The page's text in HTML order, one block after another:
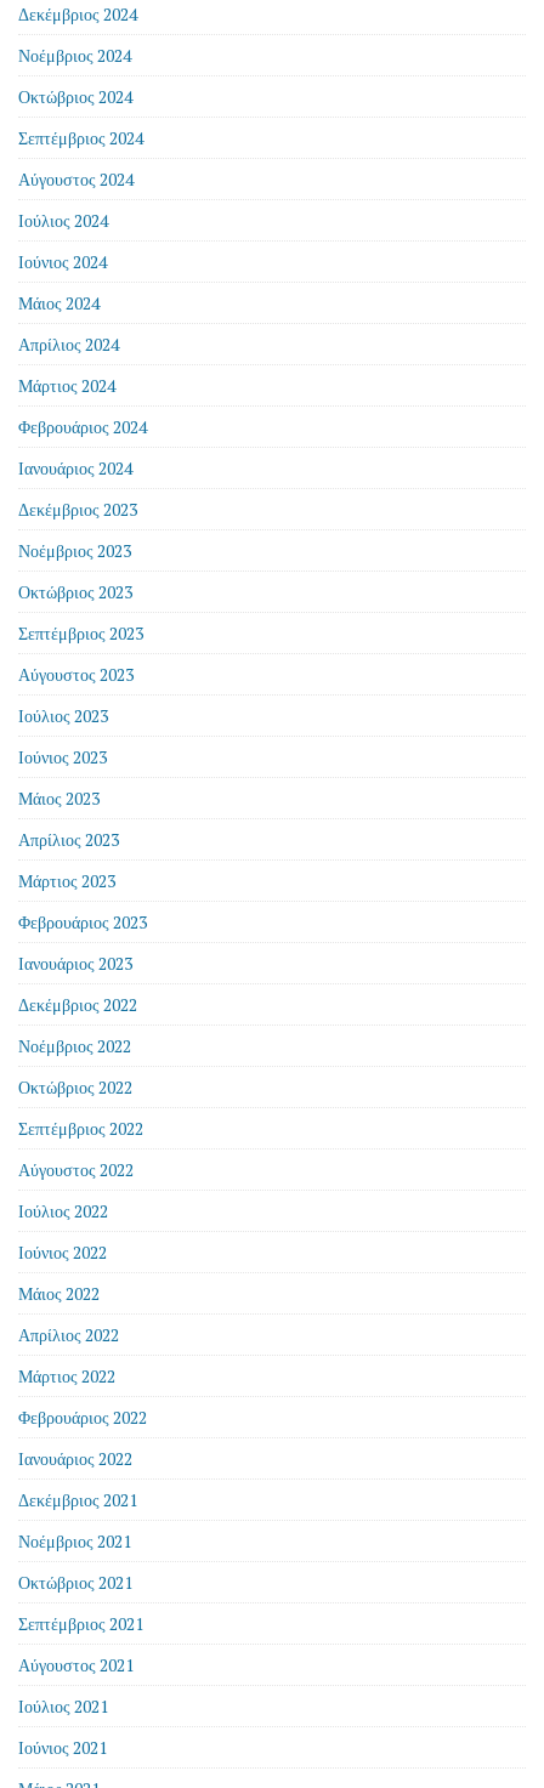
Δεκέμβριος 2024
Νοέμβριος 2024
Οκτώβριος 2024
Σεπτέμβριος 2024
Αύγουστος 2024
Ιούλιος 2024
Ιούνιος 2024
Μάιος 2024
Απρίλιος 2024
Μάρτιος 2024
Φεβρουάριος 2024
Ιανουάριος 2024
Δεκέμβριος 2023
Νοέμβριος 2023
Οκτώβριος 2023
Σεπτέμβριος 2023
Αύγουστος 2023
Ιούλιος 2023
Ιούνιος 2023
Μάιος 2023
Απρίλιος 2023
Μάρτιος 2023
Φεβρουάριος 2023
Ιανουάριος 2023
Δεκέμβριος 2022
Νοέμβριος 2022
Οκτώβριος 2022
Σεπτέμβριος 2022
Αύγουστος 2022
Ιούλιος 2022
Ιούνιος 2022
Μάιος 2022
Απρίλιος 2022
Μάρτιος 2022
Φεβρουάριος 2022
Ιανουάριος 2022
Δεκέμβριος 2021
Νοέμβριος 2021
Οκτώβριος 2021
Σεπτέμβριος 2021
Αύγουστος 2021
Ιούλιος 2021
Ιούνιος 2021